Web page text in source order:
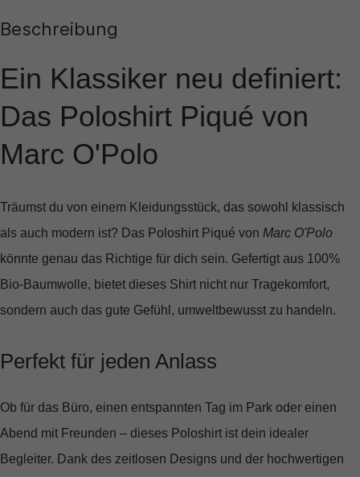
Beschreibung
Ein Klassiker neu definiert:
Das Poloshirt Piqué von
Marc O'Polo
Träumst du von einem Kleidungsstück, das sowohl klassisch
als auch modern ist? Das Poloshirt Piqué von Marc O'Polo
könnte genau das Richtige für dich sein. Gefertigt aus 100%
Bio-Baumwolle, bietet dieses Shirt nicht nur Tragekomfort,
sondern auch das gute Gefühl, umweltbewusst zu handeln.
Perfekt für jeden Anlass
Ob für das Büro, einen entspannten Tag im Park oder einen
Abend mit Freunden – dieses Poloshirt ist dein idealer
Begleiter. Dank des zeitlosen Designs und der hochwertigen